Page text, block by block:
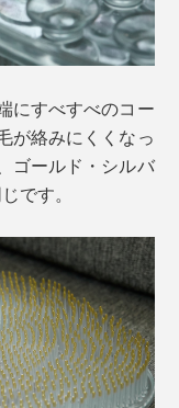
にすべすべのコー
が絡みにくくなっ
ゴールド・シルバ
です。